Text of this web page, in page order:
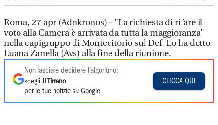
Roma, 27 apr (Adnkronos) - "La richiesta di rifare il
voto alla Camera è arrivata da tutta la maggioranza"
nella capigruppo di Montecitorio sul Def. Lo ha detto
Luana Zanella (Avs) alla fine della riunione.
Non lasciare decidere l'algoritmo:
scegli
Il Tirreno
per le tue notizie su Google
CLICCA QUI